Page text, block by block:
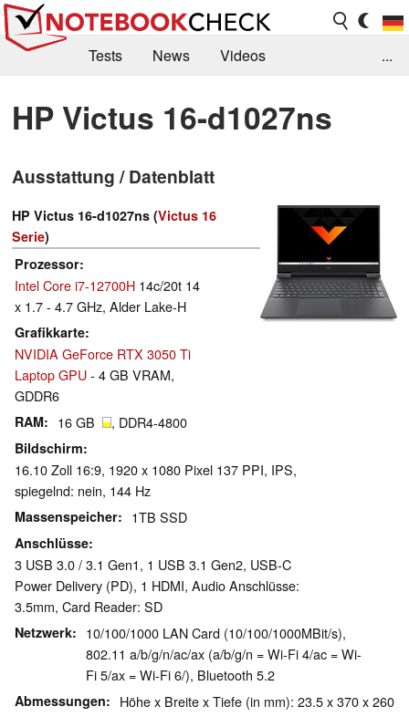
Tests News
Videos
Kaufberatung
Deals Suche
Jobs
Forum
...
HP Victus 16-d1027ns
Ausstattung / Datenblatt
HP Victus 16-d1027ns (Victus 16
Serie)
Prozessor
Intel Core i7-12700H 14c/20t 14
x 1.7 - 4.7 GHz, Alder Lake-H
Grafikkarte
NVIDIA GeForce RTX 3050 Ti
Laptop GPU- 4 GB VRAM,
GDDR6
RAM 16 GB , DDR4-4800
Bildschirm
16.10 Zoll 16:9, 1920 x 1080 Pixel 137 PPI, IPS,
spiegelnd: nein, 144 Hz
Massenspeicher 1TB SSD
Anschlüsse
3 USB 3.0 / 3.1 Gen1, 1 USB 3.1 Gen2, USB-C
Power Delivery (PD), 1 HDMI, Audio Anschlüsse:
3.5mm, Card Reader: SD
Netzwerk
10/100/1000 LAN Card (10/100/1000MBit/s),
802.11 a/b/g/n/ac/ax (a/b/g/n = Wi-Fi 4/ac = Wi-
Fi 5/ax = Wi-Fi 6/), Bluetooth 5.2
Abmessungen Höhe x Breite x Tiefe (in mm): 23.5 x 370 x 260